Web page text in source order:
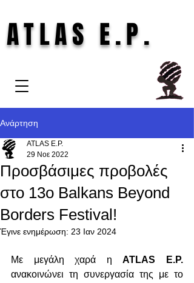
ATLAS E.P.
Ανάρτηση
Προσβάσιμες προβολές
στο 13ο Balkans Beyond
Borders Festival!
ATLAS E.P.
29 Νοε 2022
Έγινε ενημέρωση: 23 Ιαν 2024
Με μεγάλη χαρά η ATLAS E.P.